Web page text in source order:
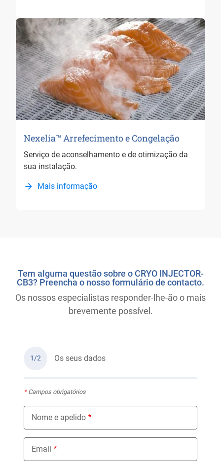
Nexelia™ Arrefecimento e Congelação
Serviço de aconselhamento e de otimização da
sua instalação.
Mais informação
Tem alguma questão sobre o CRYO INJECTOR-
CB3? Preencha o nosso formulário de contacto.
Os nossos especialistas responder-lhe-ão o mais
brevemente possível.
1/2 Os seus dados
*Campos obrigatórios
Nome e apelido
Email